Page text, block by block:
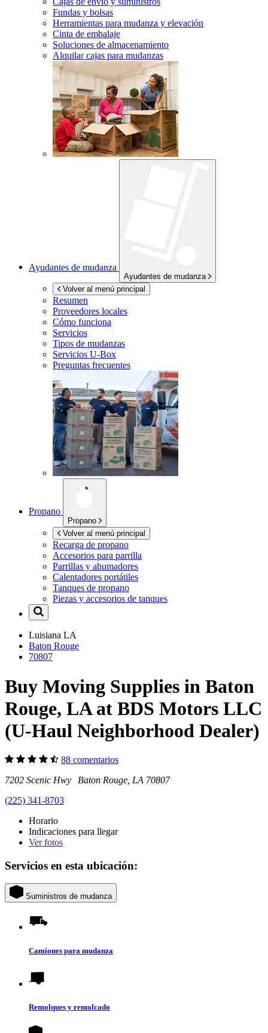
Fundas y bolsas
Herramientas para mudanza y elevación
Cinta de embalaje
Soluciones de almacenamiento
Alquilar cajas para mudanzas
Ayudantes de mudanza
Ayudantes de mudanza
Volver al menú principal
Resumen
Proveedores locales
Cómo funciona
Servicios
Tipos de mudanzas
Servicios U-Box
Preguntas frecuentes
Propano
Propano
Volver al menú principal
Recarga de propano
Accesorios para parrilla
Parrillas y ahumadores
Calentadores portátiles
Tanques de propano
Piezas y accesorios de tanques
Luisiana LA
Baton Rouge
70807
Buy Moving Supplies in Baton
Rouge, LA at BDS Motors LLC
(U-Haul Neighborhood Dealer)
88 comentarios
7202 Scenic Hwy Baton Rouge, LA 70807
(225) 341-8703
Horario
Indicaciones para llegar
Verfotos
Servicios en esta ubicación:
Suministros de mudanza
Camiones para mudanza
Remolques y remolcado